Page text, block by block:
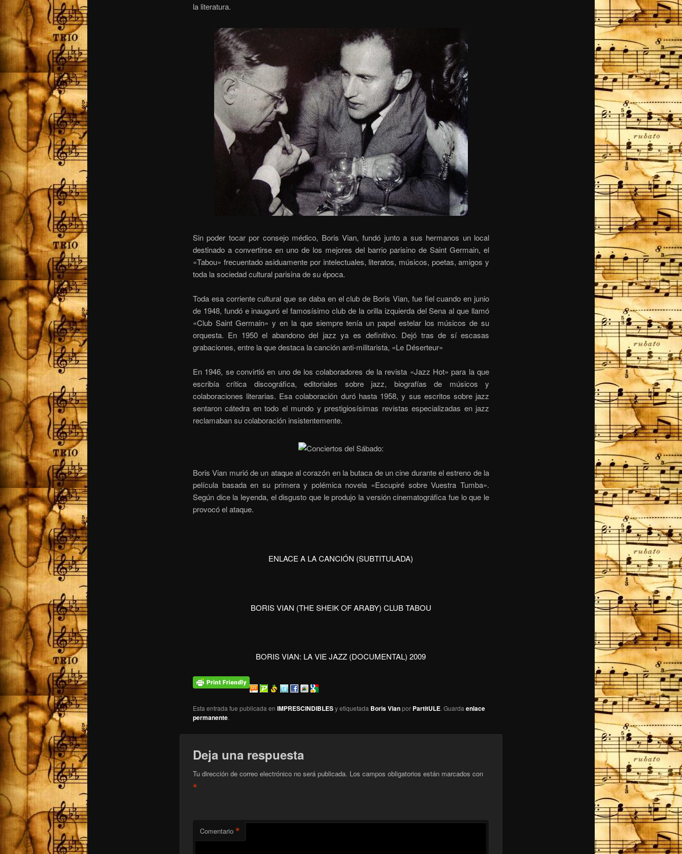
la literatura.
Sin poder tocar por consejo médico, Boris Vian, fundó junto a sus hermanos un local
destinado a convertirse en uno de los mejores del barrio parisino de Saint Germain, el
«Tabou» frecuentado asiduamente por intelectuales, literatos, músicos, poetas, amigos y
toda la sociedad cultural parisina de su época.
Toda esa corriente cultural que se daba en el club de Boris Vian, fue fiel cuando en junio
de 1948, fundó e inauguró el famosísimo club de la orilla izquierda del Sena al que llamó
«Club Saint Germain» y en la que siempre tenía un papel estelar los músicos de su
orquesta. En 1950 el abandono del jazz ya es definitivo. Dejó tras de sí escasas
grabaciones, entre la que destaca la canción anti-militarista, «Le Déserteur»
En 1946, se convirtió en uno de los colaboradores de la revista «Jazz Hot» para la que
escribía crítica discográfica, editoriales sobre jazz, biografías de músicos y
colaboraciones literarias. Esa colaboración duró hasta 1958, y sus escritos sobre jazz
sentaron cátedra en todo el mundo y prestigiosísimas revistas especializadas en jazz
reclamaban su colaboración insistentemente.
Boris Vian murió de un ataque al corazón en la butaca de un cine durante el estreno de la
película basada en su primera y polémica novela «Escupiré sobre Vuestra Tumba».
Según dice la leyenda, el disgusto que le produjo la versión cinematográfica fue lo que le
provocó el ataque.
ENLACE A LA CANCIÓN (SUBTITULADA)
BORIS VIAN (THE SHEIK OF ARABY) CLUB TABOU
BORIS VIAN: LA VIE JAZZ (DOCUMENTAL) 2009
Esta entrada fue publicada en IMPRESCINDIBLESy etiquetada Boris Vianpor PartitULE. Guarda enlace
permanente.
Deja una respuesta
Tu dirección de correo electrónico no será publicada. Los campos obligatorios están marcados con
*
Comentario *